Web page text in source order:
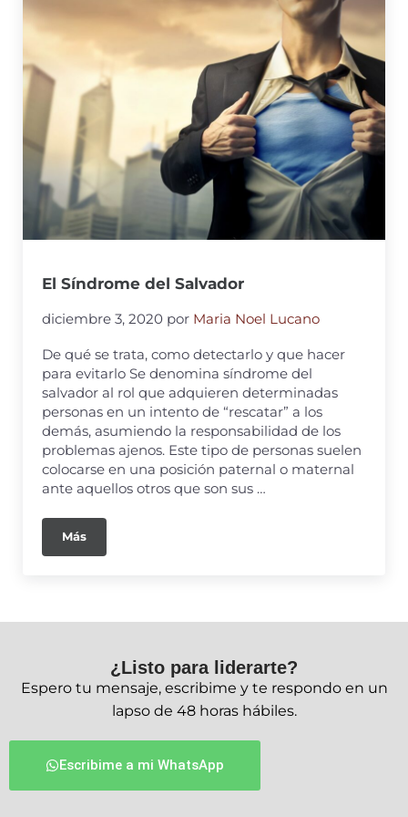
El Síndrome del Salvador
diciembre 3, 2020 por Maria Noel Lucano
De qué se trata, como detectarlo y que hacer
para evitarlo Se denomina síndrome del
salvador al rol que adquieren determinadas
personas en un intento de “rescatar” a los
demás, asumiendo la responsabilidad de los
problemas ajenos. Este tipo de personas suelen
colocarse en una posición paternal o maternal
ante aquellos otros que son sus …
Más
¿Listo para liderarte?
Espero tu mensaje, escribime y te respondo en un
lapso de 48 horas hábiles.
Escribime a mi WhatsApp